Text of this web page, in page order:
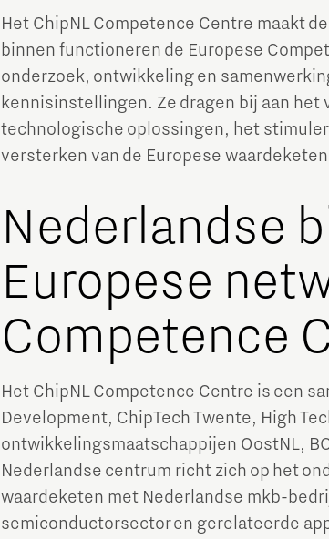
Het ChipNL Competence Centre maakt
binnen functioneren de Europese
onderzoek, ontwikkeling en
kennisinstellingen. Ze dragen bij aan het
technologische oplossingen, het
versterken van de Europese
Nederlandse
Europese
Competence
Het ChipNL Competence Centre is een
Development, ChipTech Twente, High
ontwikkelingsmaatschappijen OostNL,
Nederlandse centrum richt zich op het
waardeketen met Nederlandse mkb-
semiconductorsector en gerelateerde